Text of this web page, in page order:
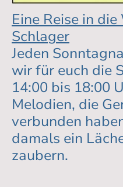
Eine Reise in
Schlager
Jeden
wir für euch die
14:00 bis 18:00
Melodien, die
verbunden
damals ein
zaubern.